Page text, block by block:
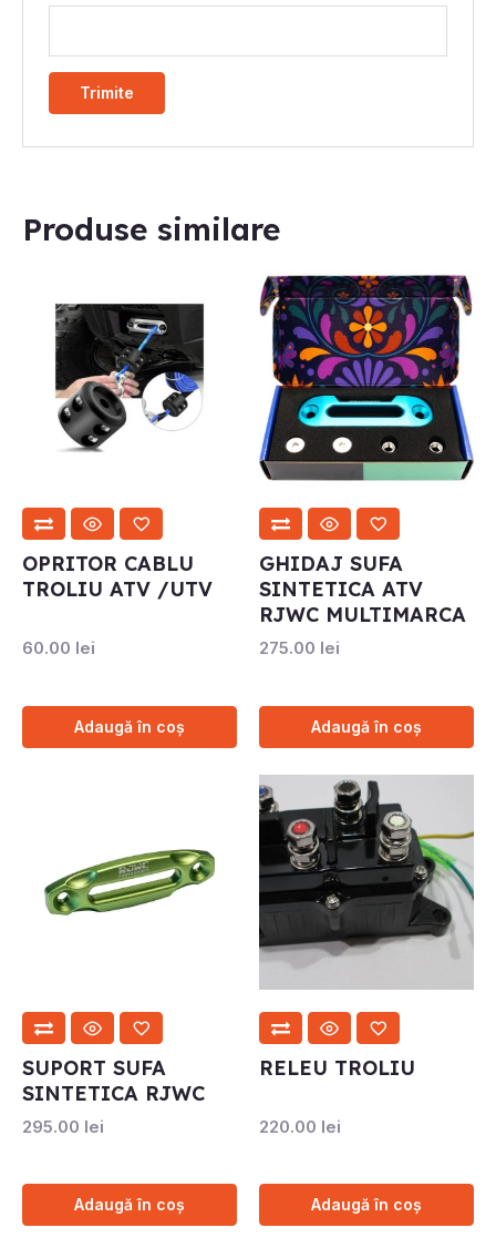
Produse similare
OPRITOR CABLU
TROLIU ATV /UTV
60.00 lei
Adaugă în coș
GHIDAJ SUFA
SINTETICA ATV
RJWC MULTIMARCA
275.00 lei
Adaugă în coș
SUPORT SUFA
SINTETICA RJWC
295.00 lei
Adaugă în coș
RELEU TROLIU
220.00 lei
Adaugă în coș